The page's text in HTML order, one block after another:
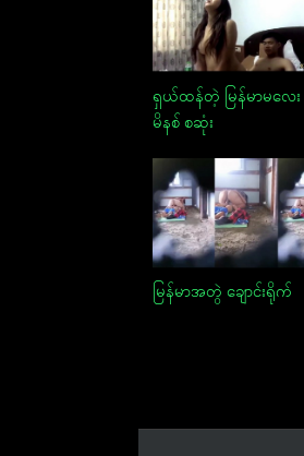
ရှယ်ထန်တဲ့ မြန်မာမလေး
မိနစ် စဆုံး
မြန်မာအတွဲ ချောင်းရိုက်
navigation